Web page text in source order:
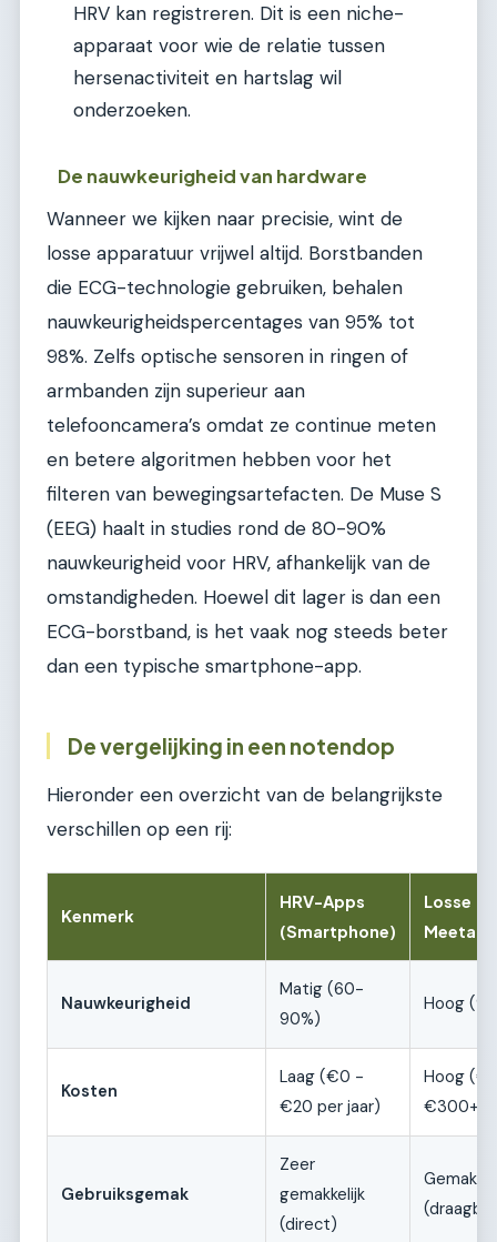
HRV kan registreren. Dit is een niche-
apparaat voor wie de relatie tussen
hersenactiviteit en hartslag wil
onderzoeken.
De nauwkeurigheid van hardware
Wanneer we kijken naar precisie, wint de
losse apparatuur vrijwel altijd. Borstbanden
die ECG-technologie gebruiken, behalen
nauwkeurigheidspercentages van 95% tot
98%. Zelfs optische sensoren in ringen of
armbanden zijn superieur aan
telefooncamera’s omdat ze continue meten
en betere algoritmen hebben voor het
filteren van bewegingsartefacten. De Muse S
(EEG) haalt in studies rond de 80-90%
nauwkeurigheid voor HRV, afhankelijk van de
omstandigheden. Hoewel dit lager is dan een
ECG-borstband, is het vaak nog steeds beter
dan een typische smartphone-app.
De vergelijking in een notendop
Hieronder een overzicht van de belangrijkste
verschillen op een rij:
Kenmerk
HRV-Apps
(Smartphone)
Losse
Nauwkeurigheid
Matig (60-
90%)
Hoog
Kosten
Laag (€0 -
€20 per jaar)
Hoog
€300+)
Gebruiksgemak
Zeer
gemakkelijk
(direct)